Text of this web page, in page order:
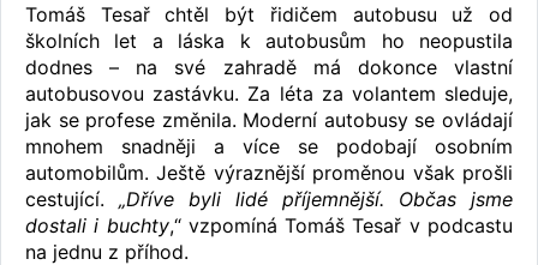
Tomáš Tesař chtěl být řidičem autobusu už od
školních let a láska k autobusům ho neopustila
dodnes – na své zahradě má dokonce vlastní
autobusovou zastávku. Za léta za volantem sleduje,
jak se profese změnila. Moderní autobusy se ovládají
mnohem snadněji a více se podobají osobním
automobilům. Ještě výraznější proměnou však prošli
cestující. „Dříve byli lidé příjemnější. Občas jsme
dostali i buchty,“ vzpomíná Tomáš Tesař v podcastu
na jednu z příhod.